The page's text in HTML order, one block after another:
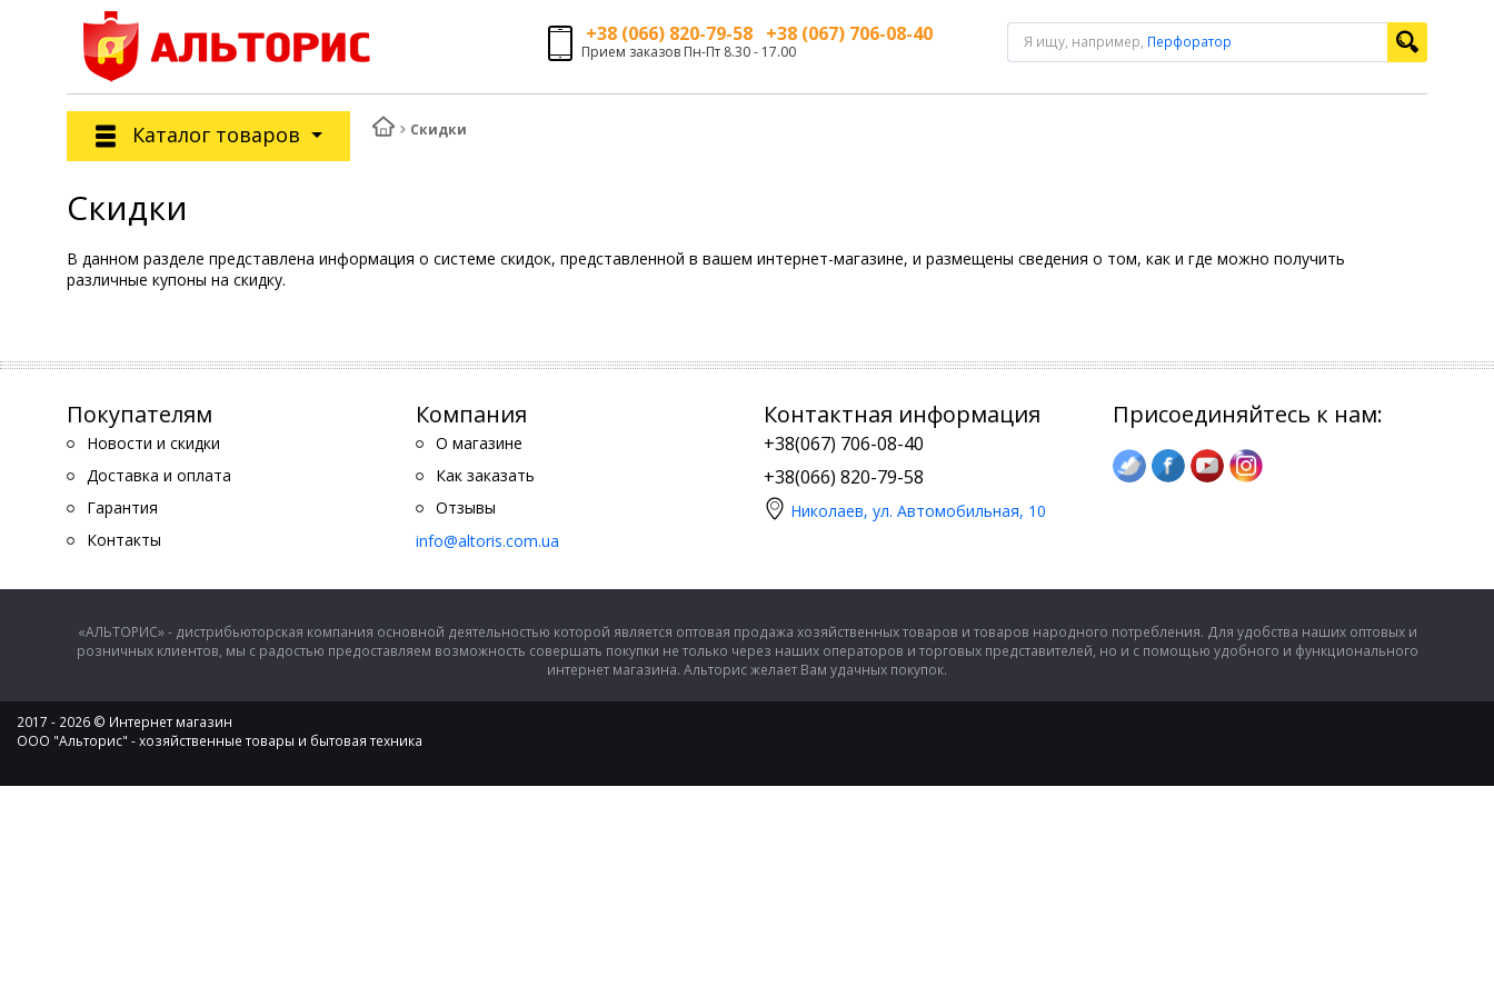
+38 (066) 820-79-58 +38 (067) 706-08-40
Прием заказов Пн-Пт 8.30 - 17.00
Я ищу, например, Перфоратор
Каталог товаров Скидки
Скидки
В данном разделе представлена информация о системе скидок, представленной в вашем интернет-магазине, и размещены сведения о том, как и где можно получить
различные купоны на скидку.
Покупателям
Новости и скидки
Доставка и оплата
Гарантия
Контакты
Компания
О магазине
Как заказать
Отзывы
info@altoris.com.ua
Контактная информация
+38(067) 706-08-40
+38(066) 820-79-58
Николаев, ул. Автомобильная, 10
Присоединяйтесь к нам:
«АЛЬТОРИС» - дистрибьюторская компания основной деятельностью которой является оптовая продажа хозяйственных товаров и товаров народного потребления. Для удобства наших оптовых и
розничных клиентов, мы с радостью предоставляем возможность совершать покупки не только через наших операторов и торговых представителей, но и с помощью удобного и функционального
интернет магазина. Альторис желает Вам удачных покупок.
2017 - 2026 © Интернет магазин
ООО "Альторис" - хозяйственные товары и бытовая техника